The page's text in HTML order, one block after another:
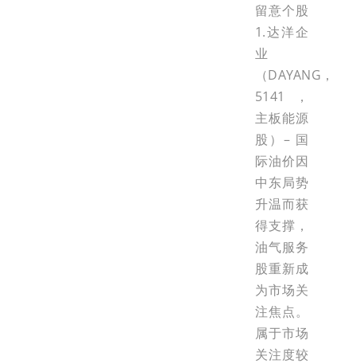
留意个股
1.达洋企
业
（DAYANG，
5141，
主板能源
股）– 国
际油价因
中东局势
升温而获
得支撑，
油气服务
股重新成
为市场关
注焦点。
属于市场
关注度较